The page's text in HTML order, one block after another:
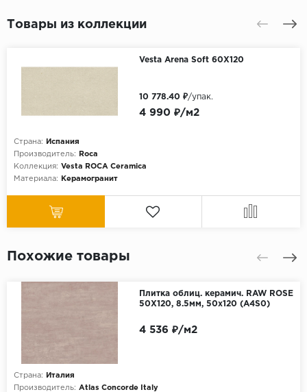
Товары из коллекции
Vesta Arena Soft 60X120
Страна:
Испания
Производитель:
Roca
Коллекция: Vesta ROCA Ceramica
Материала:
Керамогранит
4 990 ₽/м2
10 778.40 ₽/упак.
Похожие товары
Плитка облиц. керамич. RAW ROSE
50X120, 8.5мм, 50x120 (A4S0)
Страна:
Италия
Производитель: Atlas Concorde Italy
4 536 ₽/м2